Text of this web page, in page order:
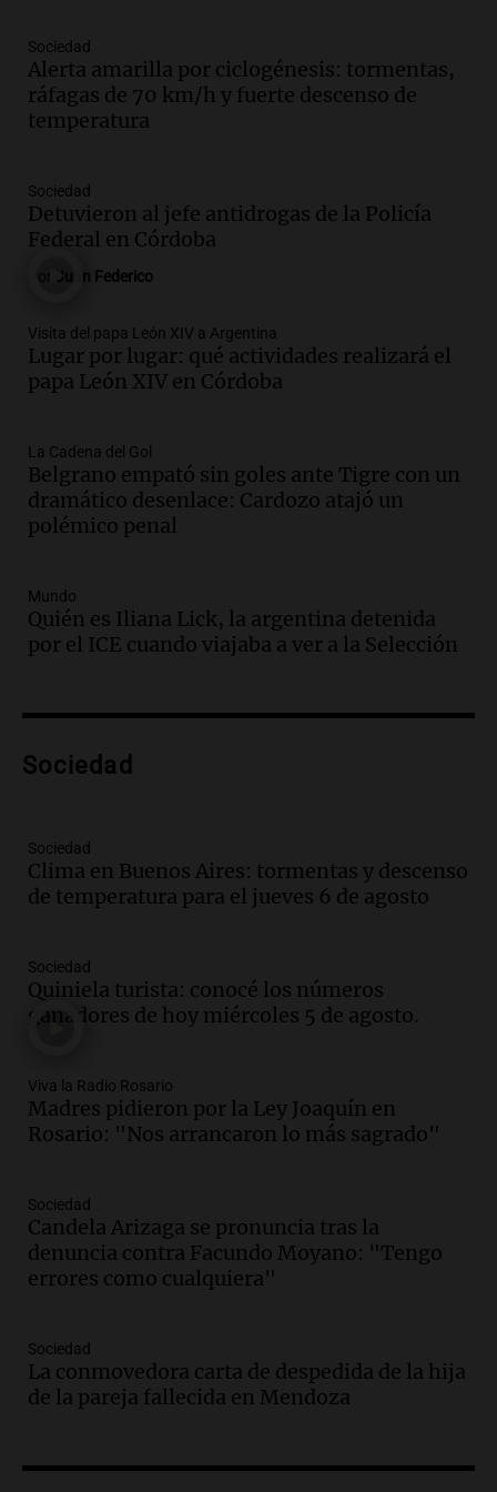
Audio.
lluvias, senadores manifiestan
oposición a ley de tierras
Panorama Federal
Audio.
centro de esquí Penitentes Park tras
siete años de cierre por falta de nieve
Episodios
Audio.Madres en Rosario piden por la
ley Joaquín.
Viva la Radio Rosario
Audio. Juan Pedro Colombo, rematador
de hacienda: “Las tecnologías no
reemplazan el contacto con la gente”
La Argentina, hoy
Audio.
un pozo de 17 metros en Nueva Córdoba
Panorama Federal
Audio.Lanzamiento del Tigo 7 CSH: el
al mercado argentino
Audio.
Mundial de Natación de Invierno con
récords y atletas de 20 países
Audio.Conductor imputado por
accidente fatal en San Luis dejó tres
Episodios
Audio.Historiador de la UBA celebró la
marcha atrás en la Ley de Tierras:
Amamos Argentina
Episodios
Audio.Ahyre estuvo en el Estudio
Federal Sancor Seguros y adelantó su
Episodios
Audio.Cierre del Paso Internacional
Cristo Redentor por acumulación de
Sociedad
Alerta amarilla por ciclogénesis: tormentas,
ráfagas de 70 km/h y fuerte descenso de
temperatura
Sociedad
Detuvieron al jefe antidrogas de la Policía
Federal en Córdoba
Juan Federico
Visita del papa León XIV a Argentina
Lugar por lugar: qué actividades realizará el
papa León XIV en Córdoba
La Cadena del Gol
Belgrano empató sin goles ante Tigre con un
dramático desenlace: Cardozo atajó un
polémico penal
Mundo
Quién es Iliana Lick, la argentina detenida
por el ICE cuando viajaba a ver a la Selección
Sociedad
Sociedad
Clima en Buenos Aires: tormentas y descenso
de temperatura para el jueves 6 de agosto
Sociedad
Quiniela turista: conocé los números
ganadores de hoy miércoles 5 de agosto.
Viva la Radio Rosario
Madres pidieron por la Ley Joaquín en
Rosario: "Nos arrancaron lo más sagrado"
Sociedad
Candela Arizaga se pronuncia tras la
denuncia contra Facundo Moyano: "Tengo
errores como cualquiera"
Sociedad
La conmovedora carta de despedida de la hija
de la pareja fallecida en Mendoza